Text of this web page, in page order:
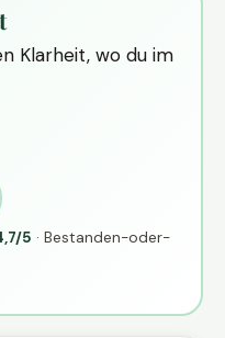
Klarheit, wo du im
5 · Bestanden-oder-